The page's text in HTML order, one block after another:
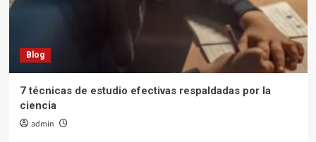
Blog
7 técnicas de estudio efectivas respaldadas por la
ciencia
admin